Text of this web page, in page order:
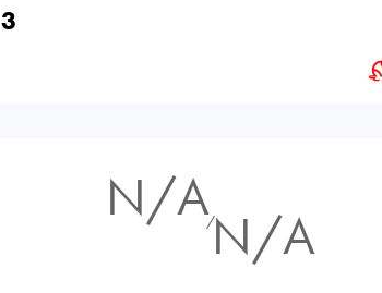
3
N/A⁄N/A